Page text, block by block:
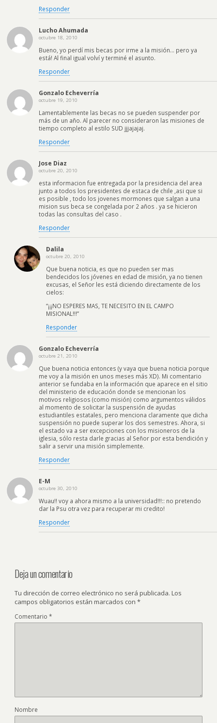
Responder
Lucho Ahumada
octubre 18, 2010
Bueno, yo perdí mis becas por irme a la misión… pero ya
está! Al final igual volví y terminé el asunto.
Responder
Gonzalo Echeverría
octubre 19, 2010
Lamentablemente las becas no se pueden suspender por
más de un año. Al parecer no consideraron las misiones de
tiempo completo al estilo SUD jjjajajaj.
Responder
Jose Diaz
octubre 20, 2010
esta informacion fue entregada por la presidencia del area
junto a todos los presidentes de estaca de chile ,asi que si
es posible , todo los jovenes mormones que salgan a una
mision sus beca se congelada por 2 años . ya se hicieron
todas las consultas del caso .
Responder
Dalila
octubre 20, 2010
Que buena noticia, es que no pueden ser mas
bendecidos los jóvenes en edad de misión, ya no tienen
excusas, el Señor les está diciendo directamente de los
cielos:
“¡¡¡NO ESPERES MAS, TE NECESITO EN EL CAMPO
MISIONAL!!!”
Responder
Gonzalo Echeverría
octubre 21, 2010
Que buena noticia entonces (y vaya que buena noticia porque
me voy a la misión en unos meses más XD). Mi comentario
anterior se fundaba en la información que aparece en el sitio
del ministerio de educación donde se mencionan los
motivos religiosos (como misión) como argumentos válidos
al momento de solicitar la suspensión de ayudas
estudiantiles estatales, pero menciona claramente que dicha
suspensión no puede superar los dos semestres. Ahora, si
el estado va a ser excepciones con los misioneros de la
iglesia, sólo resta darle gracias al Señor por esta bendición y
salir a servir una misión simplemente.
Responder
E-M
octubre 30, 2010
Wuau!! voy a ahora mismo a la universidad!!!:: no pretendo
dar la Psu otra vez para recuperar mi credito!
Responder
Deja un comentario
Tu dirección de correo electrónico no será publicada. Los
campos obligatorios están marcados con *
Comentario *
Nombre